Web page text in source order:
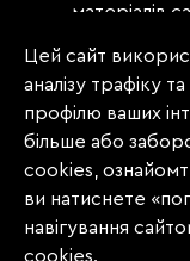
матеріалів
«Судовий
абзацу.
заборона на
(передрук,
інше
Матеріали з
Цей сайт
аналізу трафіку
профілю ваших
більше або
cookies,
ви натиснете
навігування
cookies.